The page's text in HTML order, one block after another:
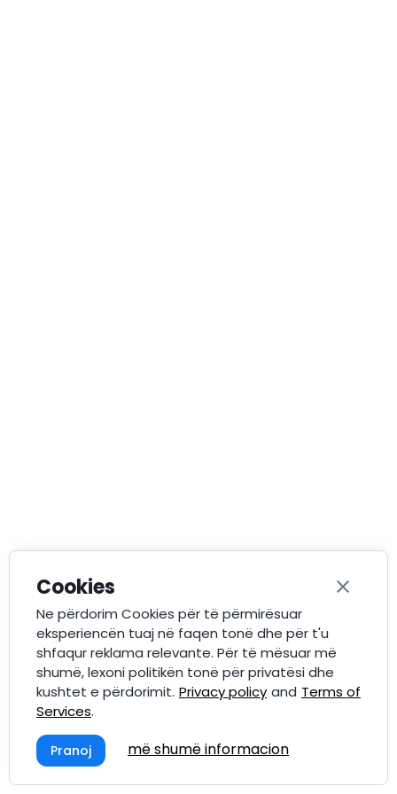
Cookies
Ne përdorim Cookies për të përmirësuar
eksperiencën tuaj në faqen tonë dhe për t'u
shfaqur reklama relevante. Për të mësuar më
shumë, lexoni politikën tonë për privatësi dhe
kushtet e përdorimit. Privacy policy and Terms of
Services.
Pranoj më shumë informacion